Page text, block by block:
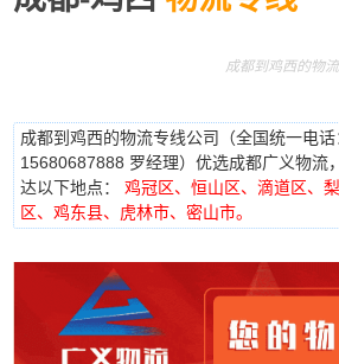
成都到鸡西的物
成都到鸡西的物流专线公司（全国统一电
15680687888 罗经理）优选成都广义物流
达以下地点：鸡冠区、恒山区、滴道区、
区、鸡东县、虎林市、密山市。